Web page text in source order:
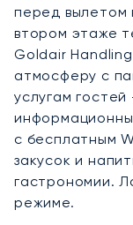
перед вылетом
втором этаже
Goldair
атмосферу с
услугам
с бесплатным
закусок и
гастрономии.
режиме.